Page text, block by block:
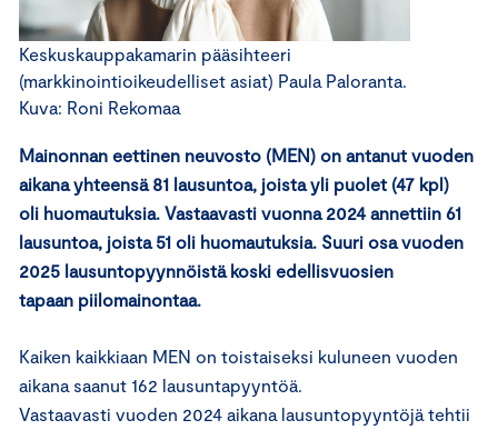
Keskuskauppakamarin pääsihteeri
(markkinointioikeudelliset asiat) Paula Paloranta.
Kuva: Roni Rekomaa
Mainonnan eettinen neuvosto (MEN) on antanut vuoden
aikana yhteensä 81 lausuntoa, joista yli puolet (47 kpl)
oli huomautuksia. Vastaavasti vuonna 2024 annettiin 61
lausuntoa, joista 51 oli huomautuksia. Suuri osa vuoden
2025 lausuntopyynnöistä koski edellisvuosien
tapaan piilomainontaa.
Kaiken kaikkiaan MEN on toistaiseksi kuluneen vuoden
aikana saanut 162 lausuntapyyntöä.
Vastaavasti vuoden 2024 aikana lausuntopyyntöjä tehtii